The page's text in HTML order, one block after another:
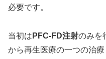
必要です。
当初は PFC-FD注射のみを
から再生医療の一つの治療